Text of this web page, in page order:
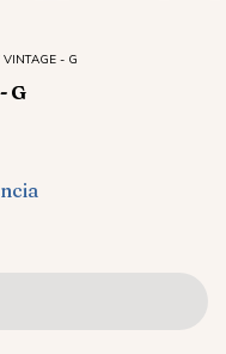
- G
G